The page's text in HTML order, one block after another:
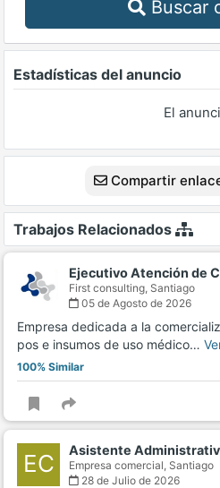
Buscar
Estadísticas del anuncio
El
Compartir
Trabajos Relacionados
Ejecutivo Atención de
First consulting, Santiago
05 de Agosto de 2026
Empresa dedicada a la
pos e insumos de uso médico…
100% Similar
EC Asistente
Empresa comercial, Santiago
28 de Julio de 2026